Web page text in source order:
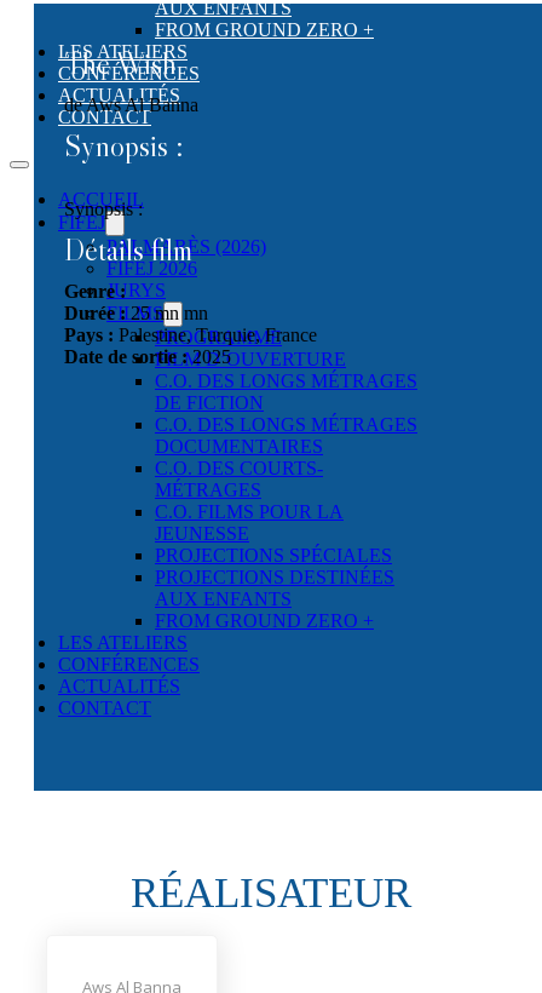
AUX ENFANTS
FROM GROUND ZERO +
LES ATELIERS
CONFÉRENCES
ACTUALITÉS
CONTACT
ACCUEIL
FIFEJ
PALMARÈS (2026)
FIFEJ 2026
JURYS
FILMS
PROGRAMME
FILM D’OUVERTURE
C.O. DES LONGS MÉTRAGES
DE FICTION
C.O. DES LONGS MÉTRAGES
DOCUMENTAIRES
C.O. DES COURTS-
MÉTRAGES
C.O. FILMS POUR LA
JEUNESSE
PROJECTIONS SPÉCIALES
PROJECTIONS DESTINÉES
AUX ENFANTS
FROM GROUND ZERO +
LES ATELIERS
CONFÉRENCES
ACTUALITÉS
CONTACT
The Wish
de Aws Al Banna
Synopsis :
Synopsis :
Détails film
Genre :
Durée :25 mn mn
Pays : Palestine, Turquie, France
Date de sortie :2025
RÉALISATEUR
Aws Al Banna